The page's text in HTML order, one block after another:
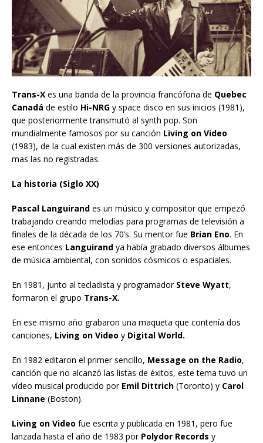
Trans-X es una banda de la provincia francófona de Quebec
Canadá de estilo Hi-NRG y space disco en sus inicios (1981),
que posteriormente transmutó al synth pop. Son
mundialmente famosos por su canción Living on Video
(1983), de la cual existen más de 300 versiones autorizadas,
mas las no registradas.
La historia (Siglo XX)
Pascal Languirand es un músico y compositor que empezó
trabajando creando melodías para programas de televisión a
finales de la década de los 70’s. Su mentor fue Brian Eno. En
ese entonces Languirand ya había grabado diversos álbumes
de música ambiental, con sonidos cósmicos o espaciales.
En 1981, junto al tecladista y programador Steve Wyatt,
formaron el grupo Trans-X.
En ese mismo año grabaron una maqueta que contenía dos
canciones, Living on Video y Digital World.
En 1982 editaron el primer sencillo, Message on the Radio,
canción que no alcanzó las listas de éxitos, este tema tuvo un
vídeo musical producido por Emil Dittrich (Toronto) y Carol
Linnane (Boston).
Living on Video fue escrita y publicada en 1981, pero fue
lanzada hasta el año de 1983 por Polydor Records y